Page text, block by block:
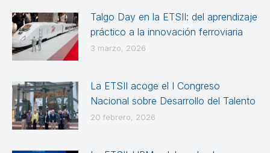
Talgo Day en la ETSII: del aprendizaje
práctico a la innovación ferroviaria
3 marzo, 2026
La ETSII acoge el I Congreso
Nacional sobre Desarrollo del Talento
20 febrero, 2026